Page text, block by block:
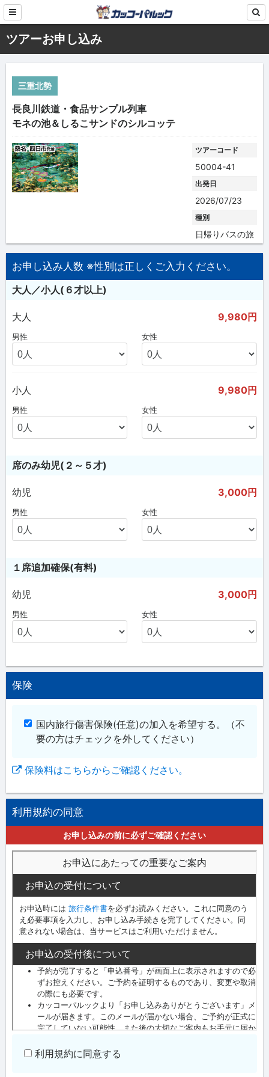
ツアーお申し込み
三重北勢
長良川鉄道・食品サンプル列車
モネの池＆しるこサンドのシルコッテ
ツアーコード
50004-41
出発日
2026/07/23
種別
日帰りバスの旅
お申し込み人数 ※性別は正しくご入力ください。
大人／小人(６才以上)
大人 9,980円
男性 女性
小人 9,980円
男性 女性
席のみ幼児(２～５才)
幼児 3,000円
男性 女性
１席追加確保(有料)
幼児 3,000円
男性 女性
保険
国内旅行傷害保険(任意)の加入を希望する。
（不
要の方はチェックを外してください）
保険料はこちらからご確認ください。
利用規約の同意
お申し込みの前に必ずご確認ください
利用規約に同意する